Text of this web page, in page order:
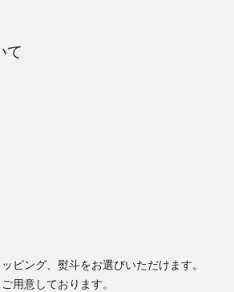
て
ピング、熨斗をお選びいただけます。
用意しております。